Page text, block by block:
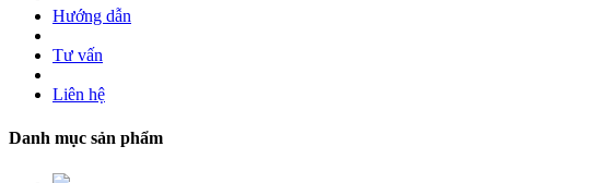
Hướng dẫn
Tư vấn
Liên hệ
Danh mục sản phẩm